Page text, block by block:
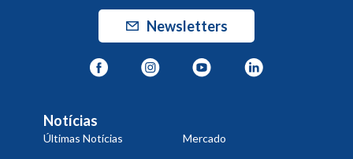
Newsletters
Notícias
Últimas Notícias Mercado